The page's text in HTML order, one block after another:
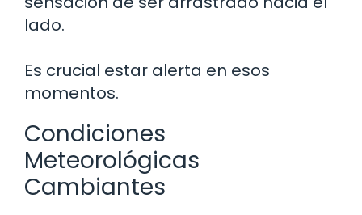
lado.
Es crucial estar alerta en esos
momentos.
Condiciones
Meteorológicas
Cambiantes